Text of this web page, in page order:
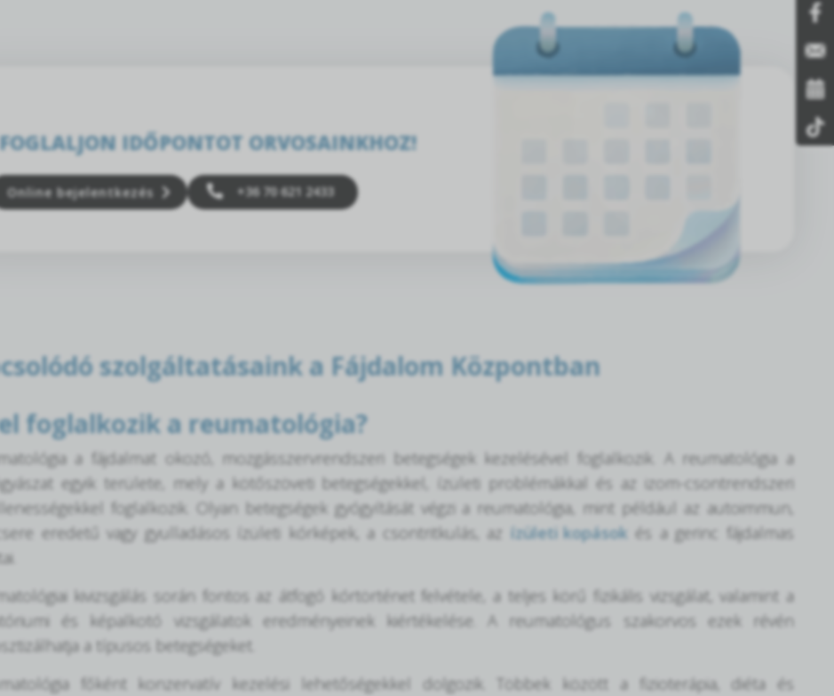
FOGLALJON IDŐPONTOT ORVOSAINKHOZ!
Online bejelentkezés +36 70 621 2433
szolgáltatásaink a Fájdalom Központban
foglalkozik a reumatológia?
a fájdalmat okozó, mozgásszervrendszeri betegségek kezelésével foglalkozik. A reumatológia a
egyik területe, mely a kötőszöveti betegségekkel, ízületi problémákkal és az izom-csontrendszeri
foglalkozik. Olyan betegségek gyógyítását végzi a reumatológia, mint például az autoimmun,
eredetű vagy gyulladásos ízületi kórképek, a csontritkulás, az ízületi kopások és a gerinc fájdalmas
kivizsgálás során fontos az átfogó kórtörténet felvétele, a teljes körű fizikális vizsgálat, valamint a
és képalkotó vizsgálatok eredményeinek kiértékelése. A reumatológus szakorvos ezek révén
a típusos betegségeket.
főként konzervatív kezelési lehetőségekkel dolgozik. Többek között a fizioterápia, diéta és